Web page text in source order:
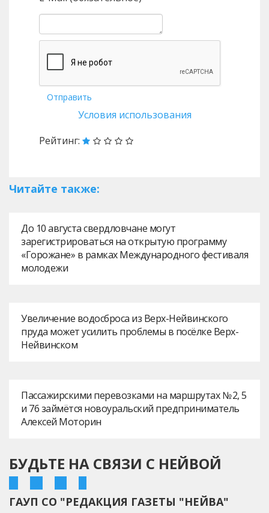
Отправить
Условия использования
Рейтинг:
Читайте также:
До 10 августа свердловчане могут
зарегистрироваться на открытую программу
«Горожане» в рамках Международного фестиваля
молодежи
Увеличение водосброса из Верх-Нейвинского
пруда может усилить проблемы в посёлке Верх-
Нейвинском
Пассажирскими перевозками на маршрутах № 2, 5
и 76 займётся новоуральский предприниматель
Алексей Моторин
БУДЬТЕ НА СВЯЗИ С НЕЙВОЙ
ГАУП СО "РЕДАКЦИЯ ГАЗЕТЫ "НЕЙВА"